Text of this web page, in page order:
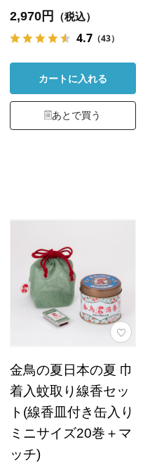
2,970円 （税込）
4.7（43）
カートに入れる
あとで買う
金鳥の夏日本の夏 巾
着入蚊取り線香セッ
ト(線香皿付き缶入り
ミニサイズ20巻＋マ
ッチ)